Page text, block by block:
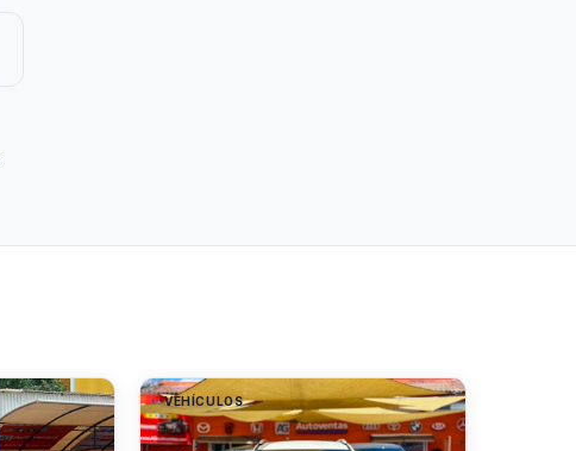
VEHÍCULOS